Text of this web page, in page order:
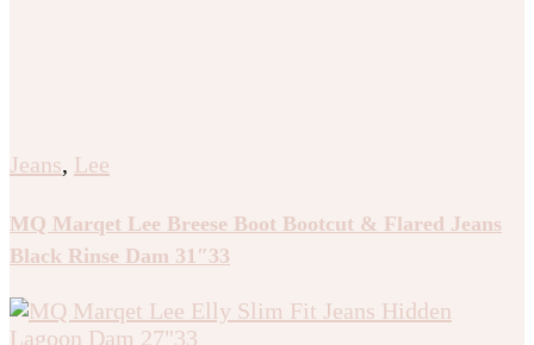
Jeans, Lee
MQ Marqet Lee Breese Boot Bootcut & Flared Jeans
Black Rinse Dam 31″33